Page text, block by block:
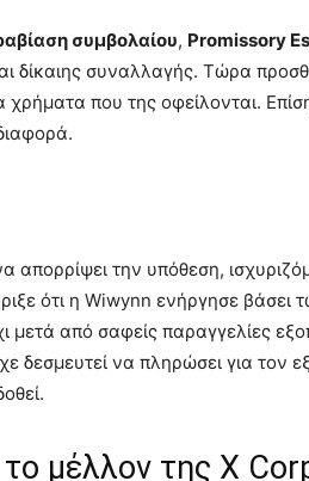
συμβολαίου, Promissory
δίκαιης συναλλαγής. Τώρα
που της οφείλονται.
απορρίψει την υπόθεση,
ότι η Wiwynn ενήργησε βάσει
από σαφείς παραγγελίες
δεσμευτεί να πληρώσει για τον
μέλλον της X